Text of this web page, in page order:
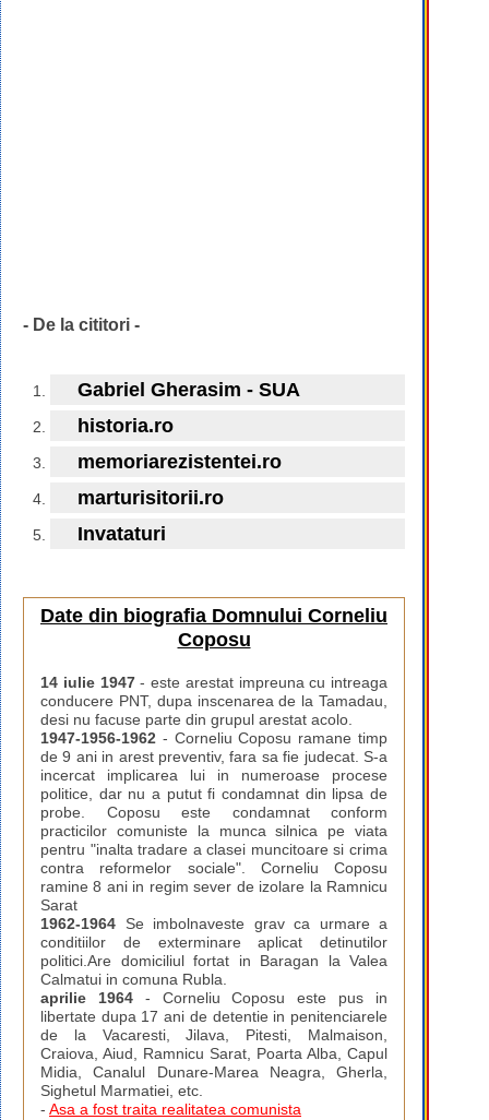
- De la cititori -
Gabriel Gherasim - SUA
historia.ro
memoriarezistentei.ro
marturisitorii.ro
Invataturi
Date din biografia Domnului Corneliu
Coposu
14 iulie 1947- este arestat impreuna cu intreaga
conducere PNT, dupa inscenarea de la Tamadau,
desi nu facuse parte din grupul arestat acolo.
1947-1956-1962 - Corneliu Coposu ramane timp
de 9 ani in arest preventiv, fara sa fie judecat. S-a
incercat implicarea lui in numeroase procese
politice, dar nu a putut fi condamnat din lipsa de
probe. Coposu este condamnat conform
practicilor comuniste la munca silnica pe viata
pentru "inalta tradare a clasei muncitoare si crima
contra reformelor sociale". Corneliu Coposu
ramine 8 ani in regim sever de izolare la Ramnicu
Sarat
1962-1964 Se imbolnaveste grav ca urmare a
conditiilor de exterminare aplicat detinutilor
politici.Are domiciliul fortat in Baragan la Valea
Calmatui in comuna Rubla.
aprilie 1964- Corneliu Coposu este pus in
libertate dupa 17 ani de detentie in penitenciarele
de la Vacaresti, Jilava, Pitesti, Malmaison,
Craiova, Aiud, Ramnicu Sarat, Poarta Alba, Capul
Midia, Canalul Dunare-Marea Neagra, Gherla,
Sighetul Marmatiei, etc.
- Asa a fost traita realitatea comunista